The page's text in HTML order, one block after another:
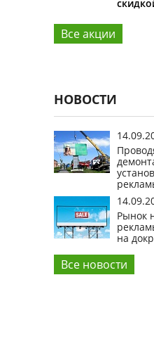
Все aкции
НОВОСТИ
Рынок
на
Все новости